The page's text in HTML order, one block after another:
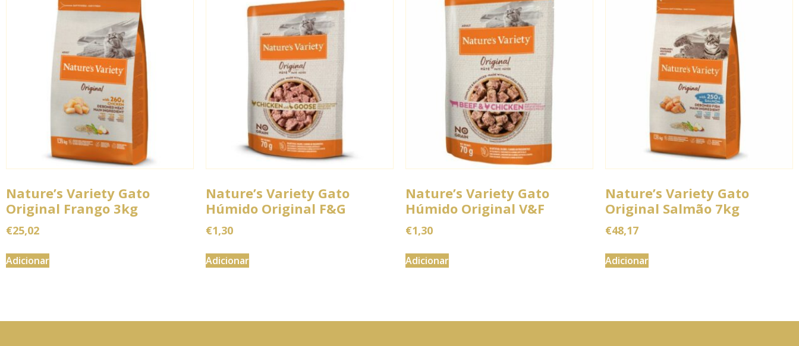
Nature’s Variety Gato
Original Frango 3kg
€25,02
Adicionar
Nature’s Variety Gato
Húmido Original F&G
€1,30
Adicionar
Nature’s Variety Gato
Húmido Original V&F
€1,30
Adicionar
Nature’s Variety Gato
Original Salmão 7kg
€48,17
Adicionar